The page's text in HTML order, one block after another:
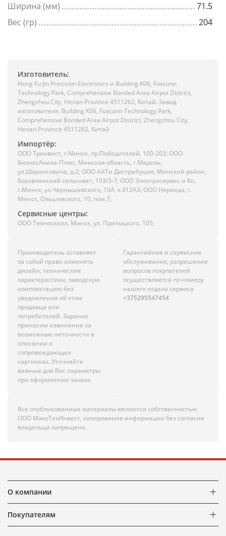
Ширина (мм)
71.5
Вес (гр)
204
Изготовитель:
Hong Fu Jin Precision Electronics и Building K06, Foxconn
Technology Park, Comprehensive Bonded Area Airpot District,
Zhengzhou City, Henan Province 4511262, Китай. Завод
изготовителя: Building K06, Foxconn Technology Park,
Comprehensive Bonded Area Airpot District, Zhengzhou City,
Henan Province 4511262, Китай
Импортёр:
ООО Триовист, г.Минск, пр.Победителей, 100-203; ООО
БизнесАкила-Плюс, Минская область, г.Мядель,
ул.Шаранговича, д.2; ООО АйТи Дистрибуция, Минский район,
Боровлянский сельсовет, 103/3-7; ООО Электросервис и Ко,
г.Минск, ул.Чернышевского, 10А, к.412АЗ; ООО Нереида, г.
Минск, Ольшевского, 10, пом.7;
Сервисные центры:
ООО Техноскилл, Минск, ул. Притыцкого, 105;
Производитель оставляет
за собой право изменять
дизайн, технические
характеристики, заводскую
комплектацию без
уведомления об этом
продавца или
потребителей. Заранее
приносим извинения за
возможные неточности в
описании и
сопровождающих
картинках. Уточняйте
важные для Вас параметры
при оформлении заказа.
Гарантийное и сервисное
обслуживание, разрешение
вопросов покупателей
осуществляется по номеру
нашего отдела сервиса
+375295547454
Все опубликованные материалы являются собственностью
ООО МакоТехИнвест, копирование информации без согласия
владельца запрещено.
О компании
Покупателям